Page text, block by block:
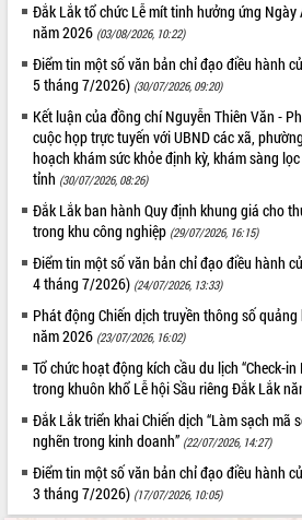
Xây dựng nông thôn mới: Nâng cao đời
sống người dân từ những mô hình thiết
thực
Quyết liệt tháo gỡ vướng mắc, đẩy
nhanh tiến độ các dự án trọng điểm
trong Khu kinh tế Nam Phú Yên
Hòn Yến phát triển du lịch gắn với bảo
tồn biển
Lấy ý kiến điều chỉnh Quy hoạch tỉnh
Đắk Lắk thời kỳ 2021-2030, tầm nhìn
đến năm 2050
Phát động chiến dịch 30 ngày đêm
giải phóng mặt bằng Tuyến đường bộ
ven biển
Đắk Lắk nỗ lực thúc đẩy tăng trưởng
kinh tế từ 10% trở lên trong Quý
II/2026
Đắk Lắk ký kết thỏa thuận hợp tác về
chuyển đổi số giai đoạn 2026 – 2030
với Tập đoàn Bưu chính Viễn thông
Việt Nam
Thứ trưởng Bộ Y tế làm việc với tỉnh
Đắk Lắk tổ chức Lễ mít tinh hưởng ứng
năm 2026 (03/08/2026, 10:22)
Điểm tin một số văn bản chỉ đạo điều hành
5 tháng 7/2026) (30/07/2026, 09:20)
Kết luận của đồng chí Nguyễn Thiên Văn -
cuộc họp trực tuyến với UBND các xã,
hoạch khám sức khỏe định kỳ, khám sàng
tỉnh (30/07/2026, 08:26)
Đắk Lắk ban hành Quy định khung giá cho
trong khu công nghiệp (29/07/2026, 16:15)
Điểm tin một số văn bản chỉ đạo điều hành
4 tháng 7/2026) (24/07/2026, 13:33)
Phát động Chiến dịch truyền thông số
năm 2026 (23/07/2026, 16:02)
Tổ chức hoạt động kích cầu du lịch “Check-
trong khuôn khổ Lễ hội Sầu riêng Đắk Lắk
Đắk Lắk triển khai Chiến dịch “Làm sạch mã
nghẽn trong kinh doanh” (22/07/2026, 14:27)
Điểm tin một số văn bản chỉ đạo điều hành
3 tháng 7/2026) (17/07/2026, 10:05)